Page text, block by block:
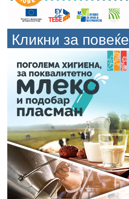
Кликни за повеќе